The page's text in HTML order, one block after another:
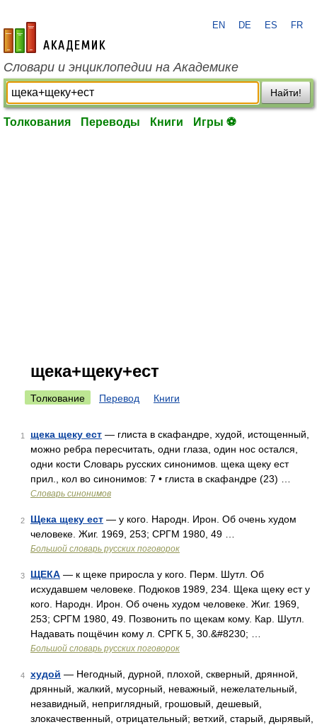
academic.ru
EN DE ES FR
Словари и энциклопедии на Академике
Найти!
Толкования Переводы Книги Игры ⚽
щека+щеку+ест
Толкование Перевод Книги
1 щека щеку ест — глиста в скафандре, худой, истощенный,
можно ребра пересчитать, одни глаза, один нос остался,
одни кости Словарь русских синонимов. щека щеку ест
прил., кол во синонимов: 7 • глиста в скафандре (23) …
Словарь синонимов
2 Щека щеку ест — у кого. Народн. Ирон. Об очень худом
человеке. Жиг. 1969, 253; СРГМ 1980, 49 …
Большой словарь русских поговорок
3 ЩЕКА — к щеке приросла у кого. Перм. Шутл. Об
исхудавшем человеке. Подюков 1989, 234. Щека щеку ест у
кого. Народн. Ирон. Об очень худом человеке. Жиг. 1969,
253; СРГМ 1980, 49. Позвонить по щекам кому. Кар. Шутл.
Надавать пощёчин кому л. СРГК 5, 30.&#8230; …
Большой словарь русских поговорок
4 худой — Негодный, дурной, плохой, скверный, дрянной,
дрянный, жалкий, мусорный, неважный, нежелательный,
незавидный, неприглядный, грошовый, дешевый,
злокачественный, отрицательный; ветхий, старый, дырявый,